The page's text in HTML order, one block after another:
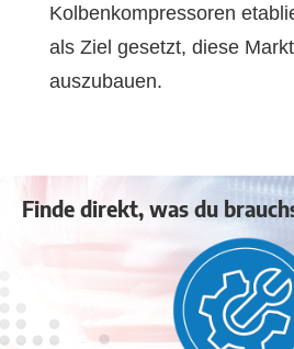
Kolbenkompressoren
als Ziel gesetzt, diese
auszubauen.
Finde direkt, was du